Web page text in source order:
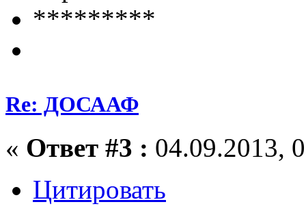
*********
Re: ДОСААФ
« Ответ #3 : 04.09.2013,
Цитировать